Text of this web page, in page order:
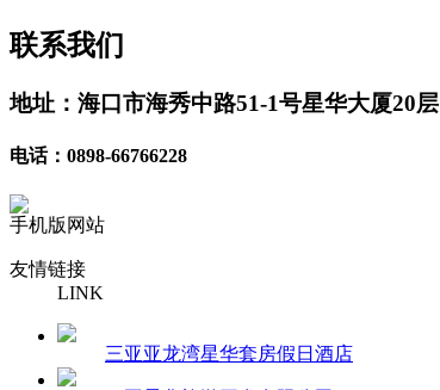
联系我们
地址：海口市海秀中路51-1号星华大厦20层
电话：0898-66766228
手机版网站
友情链接
LINK
三亚亚龙湾星华套房假日酒店